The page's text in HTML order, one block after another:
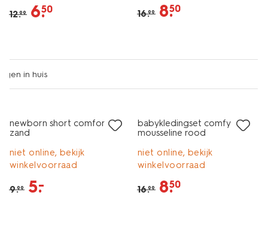
12.99 6.
50 16.99 8.
50
newborn short comfort fit
zand
niet online, bekijk
winkelvoorraad
9.99 5.
–
babykledingset comfy fit
mousseline rood
niet online, bekijk
winkelvoorraad
16.99 8.
50